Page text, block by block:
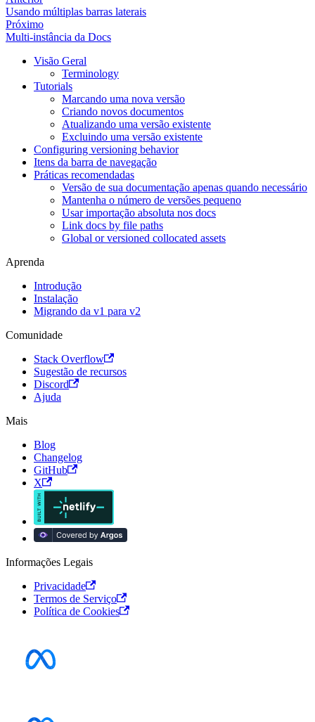
Usando múltiplas barras laterais
Próximo
Multi-instância da Docs
Visão Geral
Terminology
Tutorials
Marcando uma nova versão
Criando novos documentos
Atualizando uma versão existente
Excluindo uma versão existente
Configuring versioning behavior
Itens da barra de navegação
Práticas recomendadas
Versão de sua documentação apenas quando necessário
Mantenha o número de versões pequeno
Usar importação absoluta nos docs
Link docs by file paths
Global or versioned collocated assets
Aprenda
Introdução
Instalação
Migrando da v1 para v2
Comunidade
Stack Overflow
Sugestão de recursos
Discord
Ajuda
Mais
Blog
Changelog
GitHub
X
Informações Legais
Privacidade
Termos de Serviço
Política de Cookies